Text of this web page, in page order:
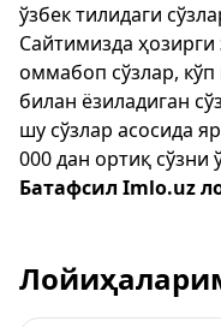
ўзбек тилидаги
Сайтимизда
оммабоп сўзлар, кўп
билан ёзиладиган
шу сўзлар асосида
000 дан ортиқ сўзни
Батафсил Imlo.uz